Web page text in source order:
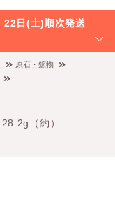
日(土)順次発送
原石・鉱物
（約）